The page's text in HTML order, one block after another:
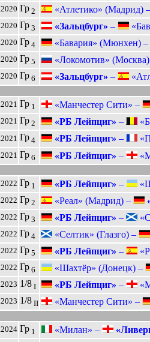
Гр2
«Атлетико» (Мадрид)
Гр3 «Зальцбург» –
Гр4
«Бавария» (Мюнхен) –
Гр5
«Локомотив»
Гр6 «Зальцбург» –
Гр1
«Манчестер Сити» –
Гр2 «РБ Лейпциг» –
Гр4 «РБ Лейпциг» –
Гр6 «РБ Лейпциг» –
Гр1 «РБ Лейпциг» –
Гр2 «Реал» (Мадрид) –
Гр3 «РБ Лейпциг» –
Гр4 «Селтик» (Глазго) –
Гр5 «РБ Лейпциг» –
Гр6
«Шахтёр» (Донецк) –
1/8I «РБ Лейпциг» –
1/8II «Манчестер Сити» –
Гр1 «Милан» –